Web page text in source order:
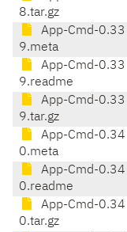
8.tar.gz
App-Cmd-0.33
9.meta
App-Cmd-0.33
9.readme
App-Cmd-0.33
9.tar.gz
App-Cmd-0.34
0.meta
App-Cmd-0.34
0.readme
App-Cmd-0.34
0.tar.gz